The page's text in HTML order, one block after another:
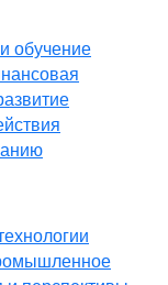
обучение